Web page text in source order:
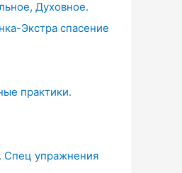
Духовное.
Экстра спасение
практики.
Спец упражнения